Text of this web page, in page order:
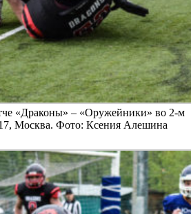
«Драконы» – «Оружейники» во 2-м
Москва. Фото: Ксения Алешина